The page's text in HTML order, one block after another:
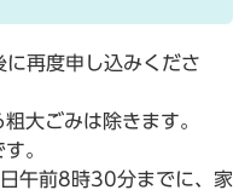
再度申し込みくださ
大ごみは除きます。
。
午前8時30分までに、家